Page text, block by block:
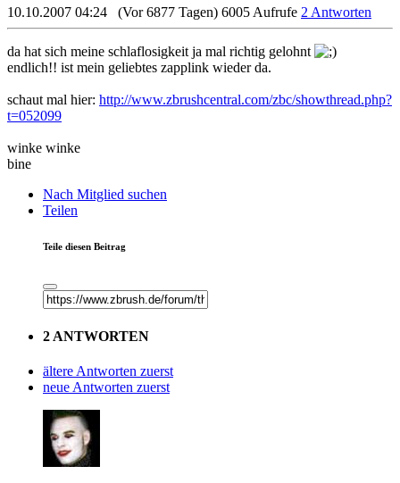
10.10.2007 04:24 (Vor 6877 Tagen) 6005 Aufrufe 2 Antworten
da hat sich meine schlaflosigkeit ja mal richtig gelohnt
endlich!! ist mein geliebtes zapplink wieder da.
schaut mal hier: http://www.zbrushcentral.com/zbc/showthread.php?
t=052099
winke winke
bine
Nach Mitglied suchen
Teilen
Teile diesen Beitrag
2 ANTWORTEN
ältere Antworten zuerst
neue Antworten zuerst